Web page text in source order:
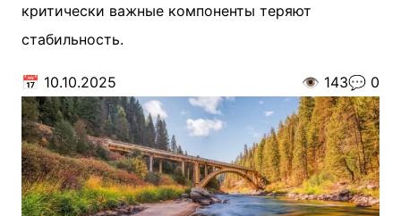
критически важные компоненты теряют
стабильность.
📅 10.10.2025 👁️ 143💬 0